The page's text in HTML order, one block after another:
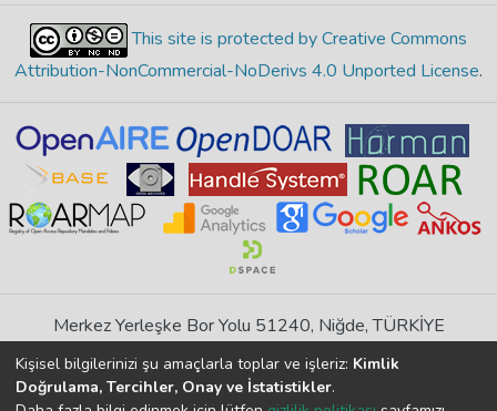
This site is protected by Creative Commons
Attribution-NonCommercial-NoDerivs 4.0 Unported License.
Merkez Yerleşke Bor Yolu 51240, Niğde, TÜRKİYE
If you find any errors in content please report us
Kişisel bilgilerinizi şu amaçlarla toplar ve işleriz: Kimlik
Doğrulama, Tercihler, Onay ve İstatistikler.